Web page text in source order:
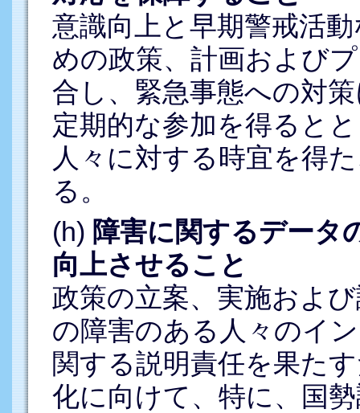
意識向上と早期警戒活
めの政策、計画および
合し、緊急事態への対
定期的な参加を得ると
人々に対する時宜を得
る。
(h) 障害に関するデータ
向上させること
政策の立案、実施およ
の障害のある人々のイ
関する説明責任を果た
化に向けて、特に、国